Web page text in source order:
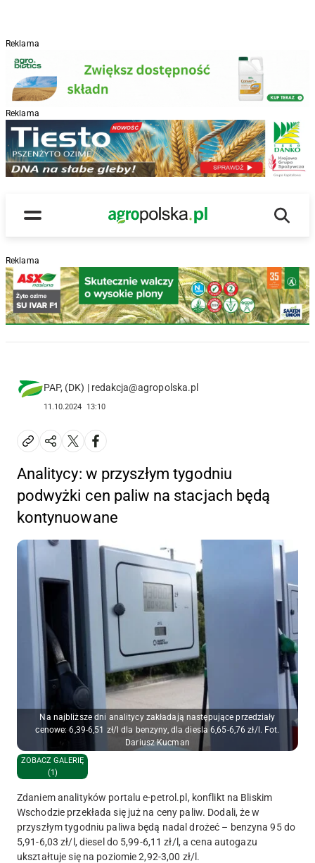
Reklama
Reklama
Menu
Main Logo
Reklama
PAP, (DK) | redakcja@agropolska.pl
11.10.2024 13:10
Analitycy: w przyszłym tygodniu
podwyżki cen paliw na stacjach będą
kontynuowane
Na najbliższe dni analitycy zakładają następujące przedziały
cenowe: 6,39-6,51 zł/l dla benzyny, dla diesla 6,65-6,76 zł/l. Fot.
Dariusz Kucman
ZOBACZ GALERIĘ
(1)
Zdaniem analityków portalu e-petrol.pl, konflikt na Bliskim
Wschodzie przekłada się już na ceny paliw. Dodali, że w
przyszłym tygodniu paliwa będą nadal drożeć – benzyna 95 do
5,91-6,03 zł/l, diesel do 5,99-6,11 zł/l, a cena autogazu
ukształtuje się na poziomie 2,92-3,00 zł/l.